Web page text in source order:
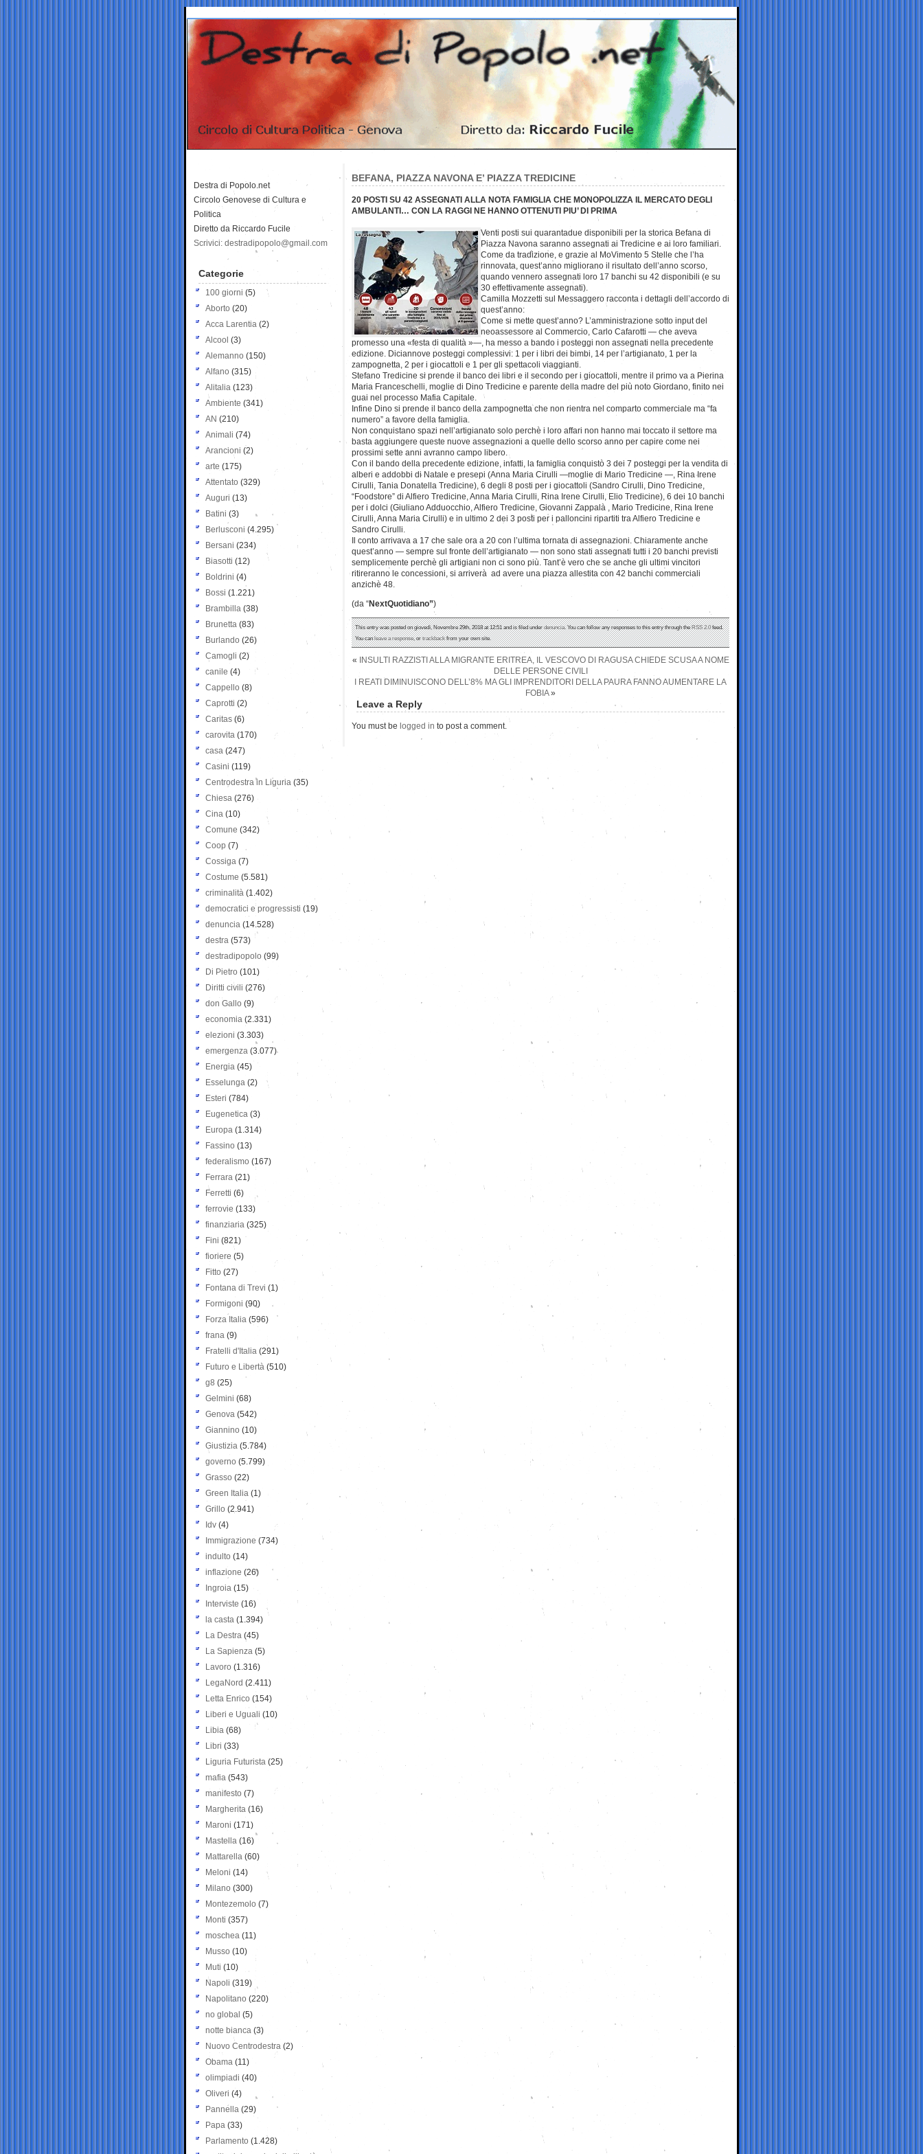
BEFANA, PIAZZA NAVONA E’ PIAZZA TREDICINE
20 POSTI SU 42 ASSEGNATI ALLA NOTA FAMIGLIA CHE MONOPOLIZZA IL MERCATO DEGLI
AMBULANTI… CON LA RAGGI NE HANNO OTTENUTI PIU’ DI PRIMA
Venti posti sui quarantadue disponibili per la storica Befana di
Piazza Navona saranno assegnati ai Tredicine e ai loro familiari.
Come da tradizione, e grazie al MoVimento 5 Stelle che l’ha
rinnovata, quest’anno migliorano il risultato dell’anno scorso,
quando vennero assegnati loro 17 banchi su 42 disponibili (e su
30 effettivamente assegnati).
Camilla Mozzetti sul Messaggero racconta i dettagli dell’accordo di
quest’anno:
Come si mette quest’anno? L’amministrazione sotto input del
neoassessore al Commercio, Carlo Cafarotti — che aveva
promesso una «festa di qualità »—, ha messo a bando i posteggi non assegnati nella precedente
edizione. Diciannove posteggi complessivi: 1 per i libri dei bimbi, 14 per l’artigianato, 1 per la
zampognetta, 2 per i giocattoli e 1 per gli spettacoli viaggianti.
Stefano Tredicine si prende il banco dei libri e il secondo per i giocattoli, mentre il primo va a Pierina
Maria Franceschelli, moglie di Dino Tredicine e parente della madre del più noto Giordano, finito nei
guai nel processo Mafia Capitale.
Infine Dino si prende il banco della zampognetta che non rientra nel comparto commerciale ma “fa
numero” a favore della famiglia.
Non conquistano spazi nell’artigianato solo perchè i loro affari non hanno mai toccato il settore ma
basta aggiungere queste nuove assegnazioni a quelle dello scorso anno per capire come nei
prossimi sette anni avranno campo libero.
Con il bando della precedente edizione, infatti, la famiglia conquistò 3 dei 7 posteggi per la vendita di
alberi e addobbi di Natale e presepi (Anna Maria Cirulli —moglie di Mario Tredicine —, Rina Irene
Cirulli, Tania Donatella Tredicine), 6 degli 8 posti per i giocattoli (Sandro Cirulli, Dino Tredicine,
“Foodstore” di Alfiero Tredicine, Anna Maria Cirulli, Rina Irene Cirulli, Elio Tredicine), 6 dei 10 banchi
per i dolci (Giuliano Adduocchio, Alfiero Tredicine, Giovanni Zappalà , Mario Tredicine, Rina Irene
Cirulli, Anna Maria Cirulli) e in ultimo 2 dei 3 posti per i palloncini ripartiti tra Alfiero Tredicine e
Sandro Cirulli.
Il conto arrivava a 17 che sale ora a 20 con l’ultima tornata di assegnazioni. Chiaramente anche
quest’anno — sempre sul fronte dell’artigianato — non sono stati assegnati tutti i 20 banchi previsti
semplicemente perchè gli artigiani non ci sono più. Tant’è vero che se anche gli ultimi vincitori
ritireranno le concessioni, si arriverà ad avere una piazza allestita con 42 banchi commerciali
anzichè 48.
(da “NextQuotidiano”)
This entry was posted on giovedì, Novembre 29th, 2018 at 12:51 and is filed underdenuncia. You can follow any responses to this entry through theRSS 2.0feed.
You canleave a response, ortrackbackfrom your own site.
«
INSULTI RAZZISTI ALLA MIGRANTE ERITREA, IL VESCOVO DI RAGUSA CHIEDE SCUSA A NOME
DELLE PERSONE CIVILI
I REATI DIMINUISCONO DELL’8% MA GLI IMPRENDITORI DELLA PAURA FANNO AUMENTARE LA
FOBIA»
Leave a Reply
You must be logged in to post a comment.
Destra di Popolo.net
Circolo Genovese di Cultura e
Politica
Diretto da Riccardo Fucile
Scrivici: destradipopolo@gmail.com
Categorie
100 giorni (5)
Aborto (20)
Acca Larentia (2)
Alcool (3)
Alemanno (150)
Alfano (315)
Alitalia (123)
Ambiente (341)
AN (210)
Animali (74)
Arancioni (2)
arte (175)
Attentato (329)
Auguri (13)
Batini (3)
Berlusconi (4.295)
Bersani (234)
Biasotti (12)
Boldrini (4)
Bossi (1.221)
Brambilla (38)
Brunetta (83)
Burlando (26)
Camogli (2)
canile (4)
Cappello (8)
Caprotti (2)
Caritas (6)
carovita (170)
casa (247)
Casini (119)
Centrodestra in Liguria (35)
Chiesa (276)
Cina (10)
Comune (342)
Coop (7)
Cossiga (7)
Costume (5.581)
criminalità (1.402)
democratici e progressisti (19)
denuncia (14.528)
destra (573)
destradipopolo (99)
Di Pietro (101)
Diritti civili (276)
don Gallo (9)
economia (2.331)
elezioni (3.303)
emergenza (3.077)
Energia (45)
Esselunga (2)
Esteri (784)
Eugenetica (3)
Europa (1.314)
Fassino (13)
federalismo (167)
Ferrara (21)
Ferretti (6)
ferrovie (133)
finanziaria (325)
Fini (821)
fioriere (5)
Fitto (27)
Fontana di Trevi (1)
Formigoni (90)
Forza Italia (596)
frana (9)
Fratelli d'Italia (291)
Futuro e Libertà (510)
g8 (25)
Gelmini (68)
Genova (542)
Giannino (10)
Giustizia (5.784)
governo (5.799)
Grasso (22)
Green Italia (1)
Grillo (2.941)
Idv (4)
Immigrazione (734)
indulto (14)
inflazione (26)
Ingroia (15)
Interviste (16)
la casta (1.394)
La Destra (45)
La Sapienza (5)
Lavoro (1.316)
LegaNord (2.411)
Letta Enrico (154)
Liberi e Uguali (10)
Libia (68)
Libri (33)
Liguria Futurista (25)
mafia (543)
manifesto (7)
Margherita (16)
Maroni (171)
Mastella (16)
Mattarella (60)
Meloni (14)
Milano (300)
Montezemolo (7)
Monti (357)
moschea (11)
Musso (10)
Muti (10)
Napoli (319)
Napolitano (220)
no global (5)
notte bianca (3)
Nuovo Centrodestra (2)
Obama (11)
olimpiadi (40)
Oliveri (4)
Pannella (29)
Papa (33)
Parlamento (1.428)